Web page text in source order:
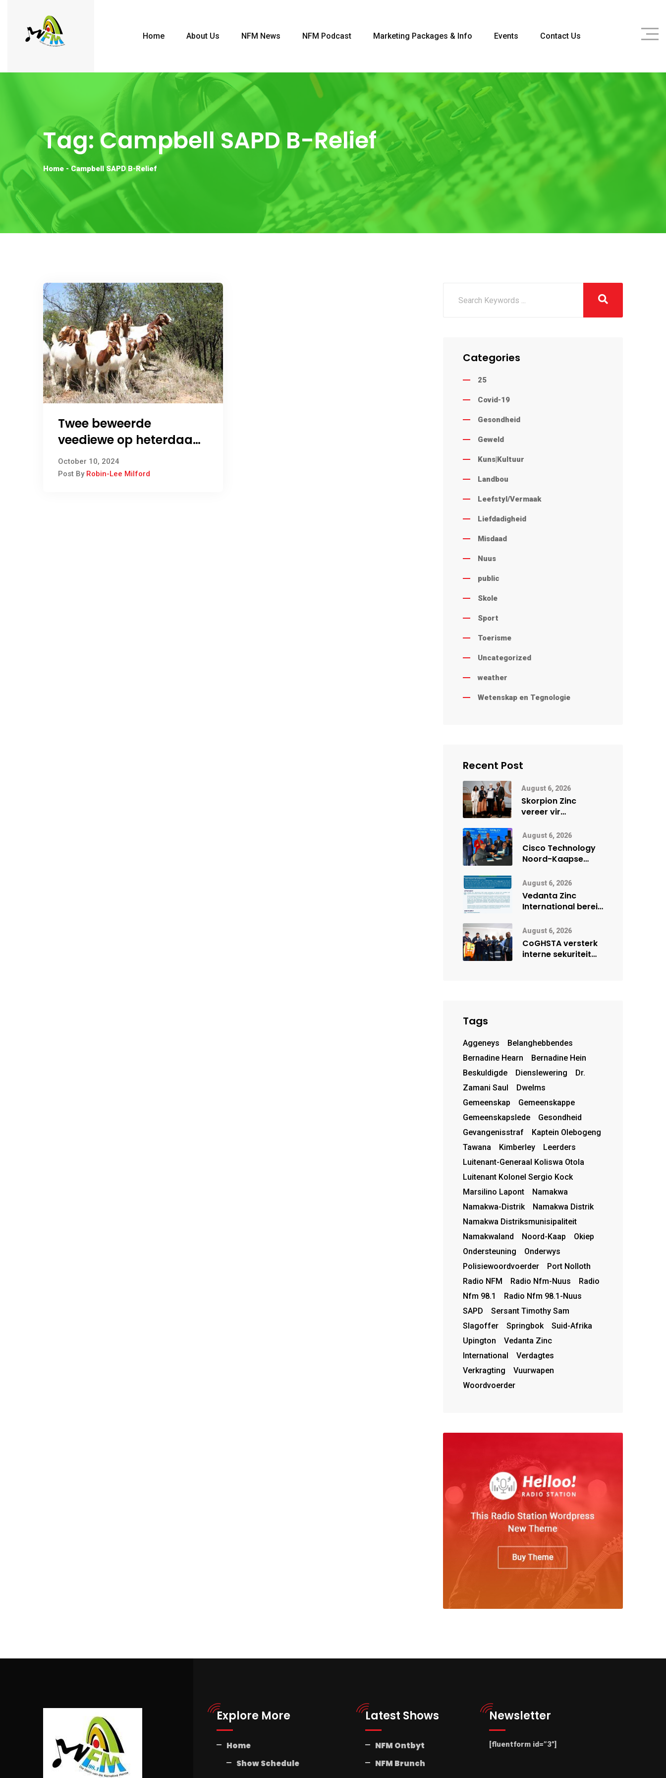
Home About Us NFM News NFM Podcast Marketing Packages & Info Events Contact Us
Tag:Campbell SAPD B-Relief
Home -Campbell SAPD B-Relief
Twee beweerde
veediewe op heterdaad
in Schmidtsdrift betrap
October 10, 2024
Post By Robin-Lee Milford
Categories
25
Covid-19
Gesondheid
Geweld
Kuns|Kultuur
Landbou
Leefstyl/Vermaak
Liefdadigheid
Misdaad
Nuus
public
Skole
Sport
Toerisme
Uncategorized
weather
Wetenskap en Tegnologie
Recent Post
August 6, 2026
Skorpion Zinc
vereer vir
veiligheidsprestasie
by Namibië Mynbou
Ekspo
August 6, 2026
Cisco Technology
Noord-Kaapse
digitale toekoms
deur Cisco-
vennootskap
August 6, 2026
Vedanta Zinc
International berei
vir moontlike
herbegin
August 6, 2026
CoGHSTA versterk
interne sekuriteit
Tags
Aggeneys
Belanghebbendes
Bernadine Hearn
Bernadine Hein
Beskuldigde
Dienslewering
Dr.
Zamani Saul
Dwelms
Gemeenskap
Gemeenskappe
Gemeenskapslede
Gesondheid
Gevangenisstraf
Kaptein Olebogeng
Tawana
Kimberley
Leerders
Luitenant-Generaal Koliswa Otola
Luitenant Kolonel Sergio Kock
Marsilino Lapont
Namakwa
Namakwa-Distrik
Namakwa Distrik
Namakwa Distriksmunisipaliteit
Namakwaland
Noord-Kaap
Okiep
Ondersteuning
Onderwys
Polisiewoordvoerder
Port Nolloth
Radio NFM
Radio Nfm-Nuus
Radio
Nfm 98.1
Radio Nfm 98.1-Nuus
SAPD
Sersant Timothy Sam
Slagoffer
Springbok
Suid-Afrika
Upington
Vedanta Zinc
International
Verdagtes
Verkragting
Vuurwapen
Woordvoerder
Explore More
Home
Show Schedule
Latest Shows
NFM Ontbyt
NFM Brunch
Newsletter
[fluentform id=”3″]